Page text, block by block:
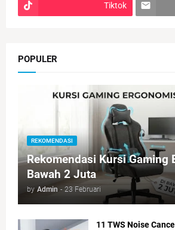
Tiktok
POPULER
REKOMENDASI
Rekomendasi Kursi Gaming
Bawah 2 Juta
by Admin - 23 Februari
11 TWS Noise